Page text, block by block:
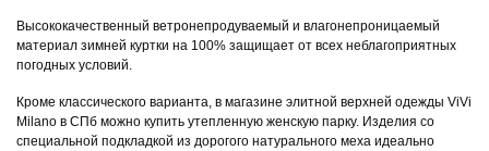
Высококачественный ветронепродуваемый и влагонепроницаемый
материал зимней куртки на 100% защищает от всех неблагоприятных
погодных условий.
Кроме классического варианта, в магазине элитной верхней одежды ViVi
Milano в СПб можно купить утепленную женскую парку. Изделия со
специальной подкладкой из дорогого натурального меха идеально